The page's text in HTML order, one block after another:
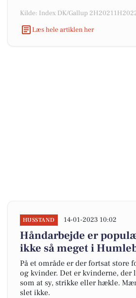
Kilde: Index DK/Gallup
Læs hele artiklen her
HUSSTAND 14-01-2023 10:02
Håndarbejde er
ikke så meget i
På et område er der fortsat store
og kvinder. Det er kvinderne, der
som at sy, strikke eller hækle.
slet ikke.